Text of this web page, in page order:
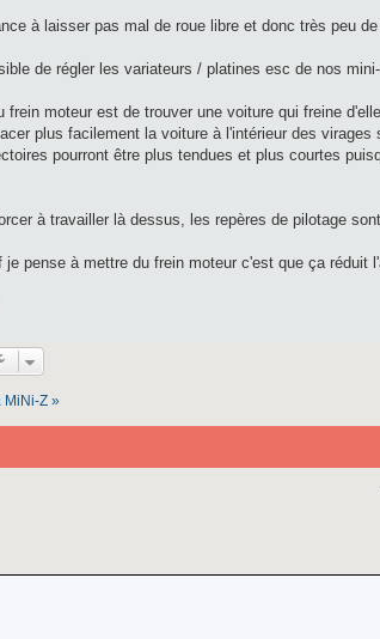
à laisser pas mal de roue libre et donc très peu de
de régler les variateurs / platines esc de nos
frein moteur est de trouver une voiture qui freine
plus facilement la voiture à l'intérieur des virages
pourront être plus tendues et plus courtes
à travailler là dessus, les repères de pilotage
je pense à mettre du frein moteur c'est que ça réduit
MiNi-Z »